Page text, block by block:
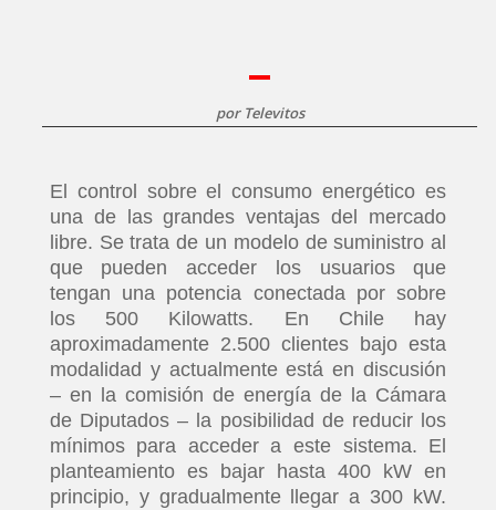
por Televitos
El control sobre el consumo energético es
una de las grandes ventajas del mercado
libre. Se trata de un modelo de suministro al
que pueden acceder los usuarios que
tengan una potencia conectada por sobre
los 500 Kilowatts. En Chile hay
aproximadamente 2.500 clientes bajo esta
modalidad y actualmente está en discusión
– en la comisión de energía de la Cámara
de Diputados – la posibilidad de reducir los
mínimos para acceder a este sistema. El
planteamiento es bajar hasta 400 kW en
principio, y gradualmente llegar a 300 kW.